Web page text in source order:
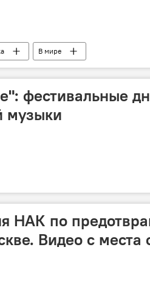
В мире
фестивальные
музыки
НАК по
Видео с места